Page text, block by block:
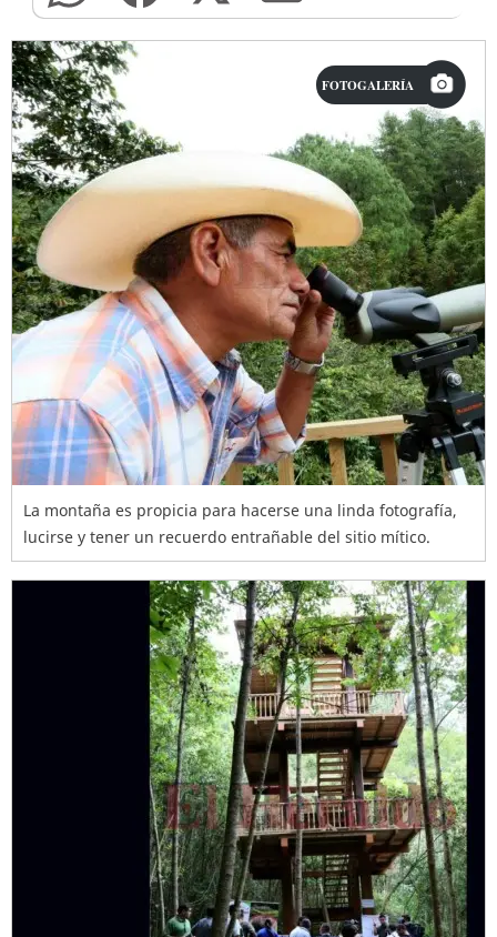
FOTOGALERÍA
La montaña es propicia para hacerse una linda fotografía,
lucirse y tener un recuerdo entrañable del sitio mítico.